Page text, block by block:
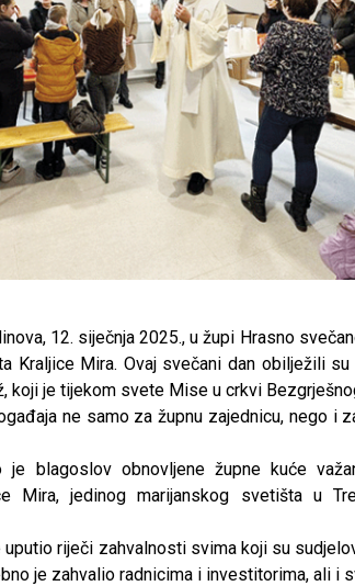
12. siječnja 2025., u župi Hrasno
Kraljice Mira. Ovaj svečani dan obilježili
koji je tijekom svete Mise u crkvi
ne samo za župnu zajednicu, nego i
blagoslov obnovljene župne kuće
Mira, jedinog marijanskog svetišta u
riječi zahvalnosti svima koji su
je zahvalio radnicima i investitorima, ali i